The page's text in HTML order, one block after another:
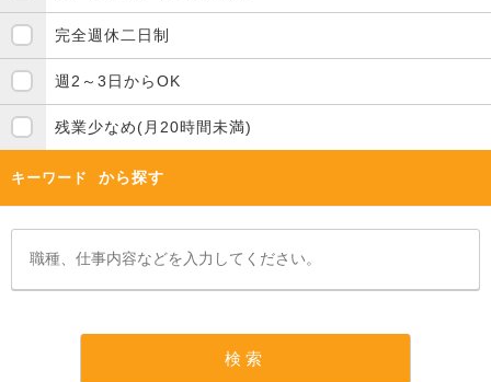
完全週休二日制
週2～3日からOK
残業少なめ(月20時間未満)
キーワード から探す